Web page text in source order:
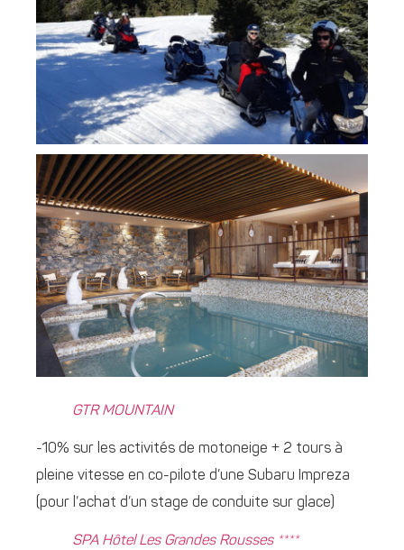
GTR MOUNTAIN
-10% sur les activités de motoneige + 2 tours à
pleine vitesse en co-pilote d’une Subaru Impreza
(pour l’achat d’un stage de conduite sur glace)
SPA Hôtel Les Grandes Rousses ****